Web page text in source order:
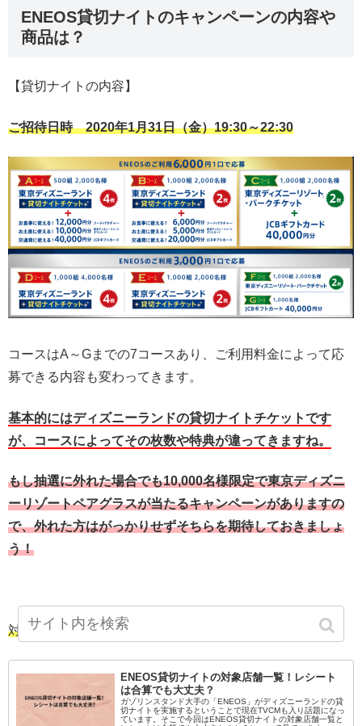
ENEOS貸切ナイトのキャンペーンの内容や
商品は？
【貸切ナイトの内容】
ご招待日時 2020年1月31日（金）19:30～22:30
コースはA～Gまでの7コースあり、ご利用料金によって応
募できる内容も変わってきます。
基本的にはディズニーランドの貸切ナイトチケットです
が、コースによってその枚数や特典が違ってきますね。
もし抽選に外れた場合でも10,000名様限定で東京ディズニ
ーリゾートペアグラスが当たるキャンペーンがありますの
で、外れた方はがっかりせずそちらを期待しておきましょ
う！
対象店舗やレシートについて気になる方はこちらから！
ENEOS貸切ナイトの対象店舗一覧！レシート
は合算でも大丈夫？
ガゾリンスタンド大手の「ENEOS」がディズニーランドの貸
切ナイトを実施するということで現在TVCMも入り話題になっ
ています。そこで今回はENEOS貸切ナイトの対象店舗一覧と